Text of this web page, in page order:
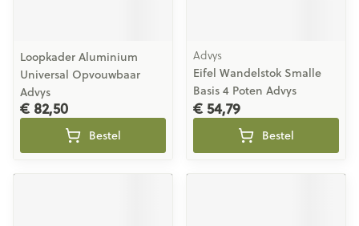
Loopkader Aluminium
Universal Opvouwbaar
Advys
€ 82,50
Bestel
Advys
Eifel Wandelstok Smalle
Basis 4 Poten Advys
€ 54,79
Bestel